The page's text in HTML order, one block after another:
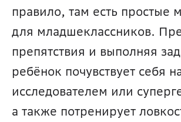
правило, там есть простые
для младшеклассников.
препятствия и выполняя
ребёнок почувствует себя
исследователем или
а также потренирует